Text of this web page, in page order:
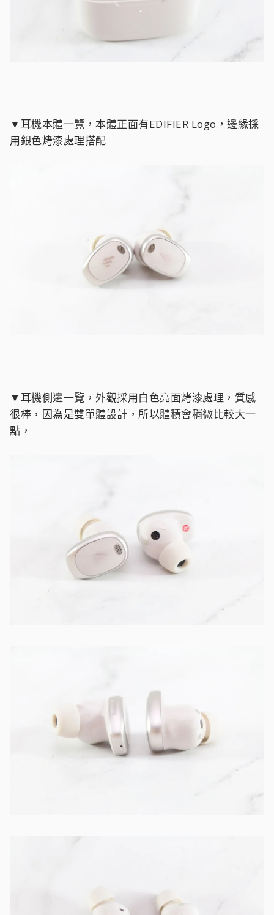
▼耳機本體一覽，本體正面有EDIFIER Logo，邊緣採
用銀色烤漆處理搭配
▼耳機側邊一覽，外觀採用白色亮面烤漆處理，質感
很棒，因為是雙單體設計，所以體積會稍微比較大一
點，